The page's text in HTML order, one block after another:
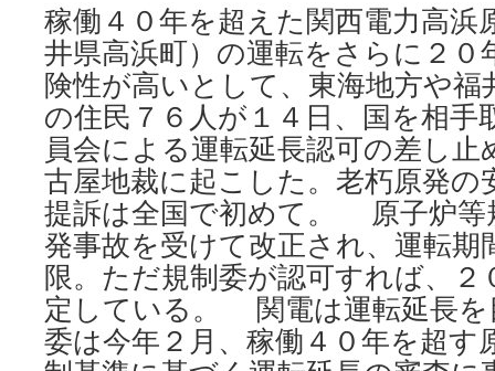
稼働４０年を超えた関西電力高浜
井県高浜町）の運転をさらに２０
険性が高いとして、東海地方や福
の住民７６人が１４日、国を相手
員会による運転延長認可の差し
古屋地裁に起こした。老朽原発の
提訴は全国で初めて。 原子炉等
発事故を受けて改正され、運転期
限。ただ規制委が認可すれば、
定している。 関電は運転延長を
委は今年２月、稼働４０年を超す